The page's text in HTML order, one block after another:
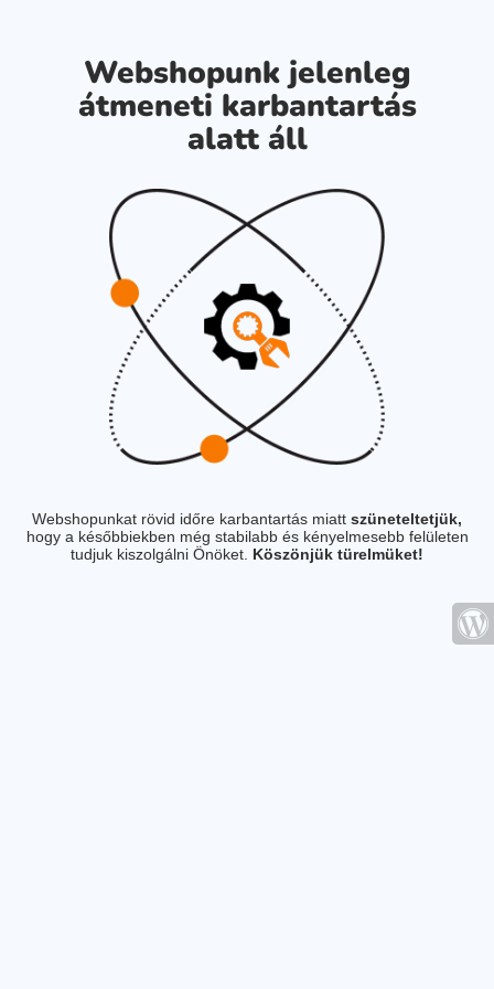
Webshopunk jelenleg
átmeneti karbantartás
alatt áll
Webshopunkat rövid időre karbantartás miatt szüneteltetjük,
hogy a későbbiekben még stabilabb és kényelmesebb felületen
tudjuk kiszolgálni Önöket. Köszönjük türelmüket!